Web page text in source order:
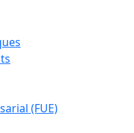
(FUE)